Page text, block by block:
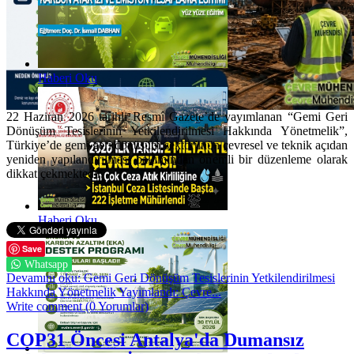
Haberi Oku
Haberi Oku
22 Haziran 2026 tarihli Resmî Gazete’de yayımlanan “Gemi Geri
Dönüşüm Tesislerinin Yetkilendirilmesi Hakkında Yönetmelik”,
Türkiye’de gemi geri dönüşüm sektörünün çevresel ve teknik açıdan
yeniden yapılandırılması bakımından önemli bir düzenleme olarak
dikkat çekmektedir.
Save
Whatsapp
Devamını oku: Gemi Geri Dönüşüm Tesislerinin Yetkilendirilmesi
Hakkında Yönetmelik Yayımlandı: Çevre...
Write comment (0 Yorumlar)
COP31 Öncesi Antalya'da Dumansız